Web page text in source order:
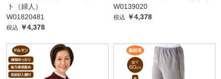
ト（婦人）
W01820481
税込 ￥4,378
W0139020
税込 ￥4,378